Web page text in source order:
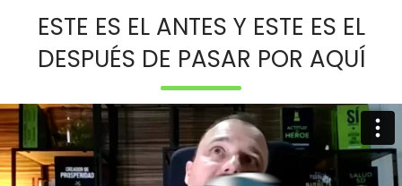
ESTE ES EL ANTES Y ESTE ES EL
DESPUÉS DE PASAR POR AQUÍ